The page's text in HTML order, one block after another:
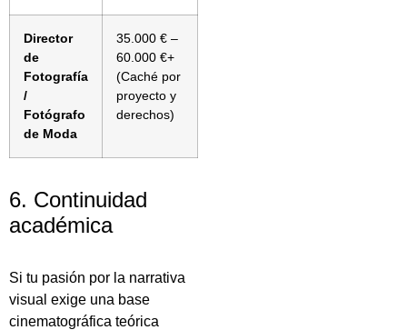
Director
de
Fotografía
/
Fotógrafo
de Moda
35.000 € –
60.000 €+
(Caché por
proyecto y
derechos)
6. Continuidad
académica
Si tu pasión por la narrativa
visual exige una base
cinematográfica teórica